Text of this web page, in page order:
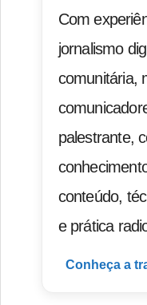
Com
jornalismo
comunitária,
palestrante,
conteúdo,
e prática
Conheça a